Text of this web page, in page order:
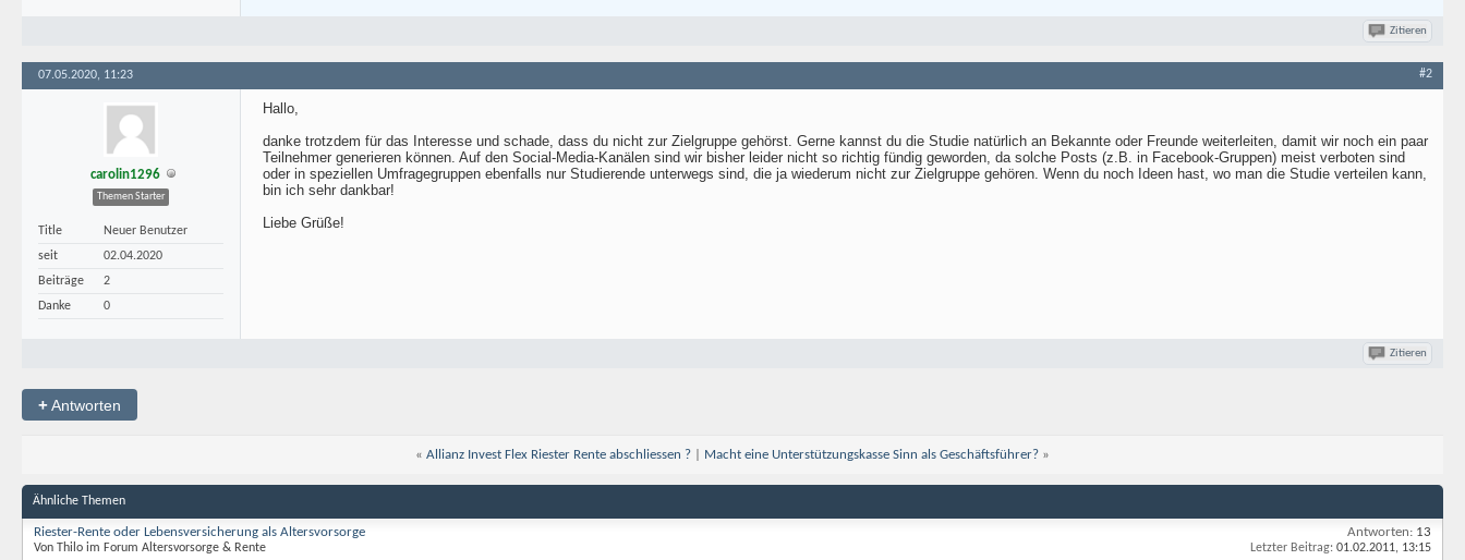
Zitieren
07.05.2020, 11:23 #2
carolin1296
Themen Starter
Title
Neuer Benutzer
seit
02.04.2020
Beiträge
2
Danke
0
Hallo,
danke trotzdem für das Interesse und schade, dass du nicht zur Zielgruppe gehörst. Gerne kannst du die Studie natürlich an Bekannte oder Freunde weiterleiten, damit wir noch ein paar
Teilnehmer generieren können. Auf den Social-Media-Kanälen sind wir bisher leider nicht so richtig fündig geworden, da solche Posts (z.B. in Facebook-Gruppen) meist verboten sind
oder in speziellen Umfragegruppen ebenfalls nur Studierende unterwegs sind, die ja wiederum nicht zur Zielgruppe gehören. Wenn du noch Ideen hast, wo man die Studie verteilen kann,
bin ich sehr dankbar!
Liebe Grüße!
Zitieren
+Antworten
« Allianz Invest Flex Riester Rente abschliessen ? Macht eine Unterstützungskasse Sinn als Geschäftsführer? »
Ähnliche Themen
Riester-Rente oder Lebensversicherung als Altersvorsorge
Von Thilo im Forum Altersvorsorge & Rente
Antworten: 13
Letzter Beitrag: 01.02.2011, 13:15